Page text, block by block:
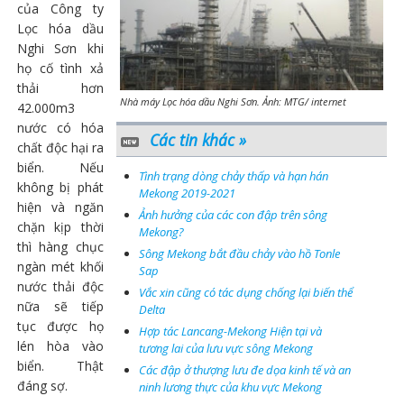
Nhà máy Lọc hóa dầu Nghi Sơn. Ảnh: MTG/ internet
Các tin khác »
Tình trạng dòng chảy thấp và hạn hán
Mekong 2019-2021
Ảnh hưởng của các con đập trên sông
Mekong?
Sông Mekong bắt đầu chảy vào hồ Tonle
Sap
Vắc xin cũng có tác dụng chống lại biến thể
Delta
Hợp tác Lancang-Mekong Hiện tại và
tương lai của lưu vực sông Mekong
Các đập ở thượng lưu đe dọa kinh tế và an
ninh lương thực của khu vực Mekong
của Công ty
Lọc hóa dầu
Nghi Sơn khi
họ cố tình xả
thải hơn
42.000m3
nước có hóa
chất độc hại ra
biển. Nếu
không bị phát
hiện và ngăn
chặn kịp thời
thì hàng chục
ngàn mét khối
nước thải độc
nữa sẽ tiếp
tục được họ
lén hòa vào
biển. Thật
đáng sợ.